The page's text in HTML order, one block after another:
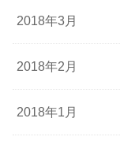
2018年3月
2018年2月
2018年1月